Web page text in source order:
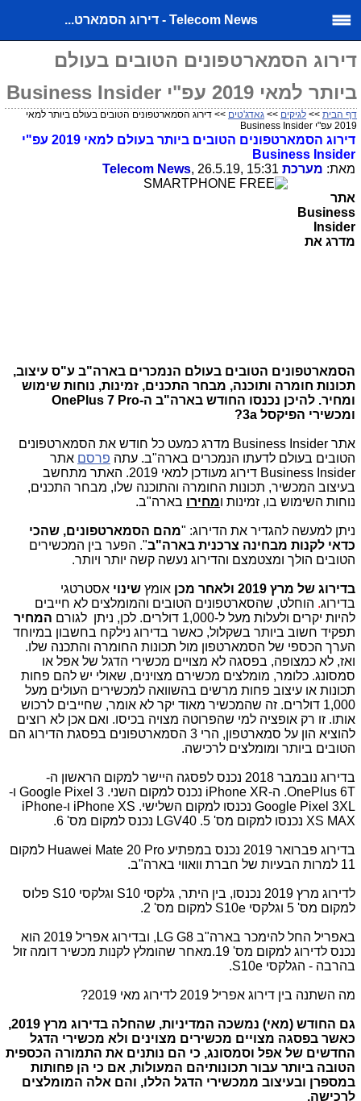
Telecom News - דירוג הסמארט...
דירוג הסמארטפונים הטובים בעולם
ביותר למאי 2019 עפ"י Business Insider
דף הבית >> לגיקים >> גאדג'טים >> דירוג הסמארטפונים הטובים בעולם ביותר למאי
2019 עפ"י Business Insider
דירוג הסמארטפונים הטובים ביותר בעולם למאי 2019 עפ"י
Business Insider
מאת: מערכת Telecom News, 26.5.19, 15:31
אתר
Business
Insider
מדרג את
הסמארטפונים הטובים בעולם הנמכרים בארה"ב ע"ס עיצוב,
תכונות חומרה ותוכנה, מבחר התכנים, זמינות, נוחות שימוש
ומחיר. להיכן נכנסו החודש בארה"ב ה-OnePlus 7 Pro
ומכשירי הפיקסל 3a?
אתר Business Insider מדרג כמעט כל חודש את הסמארטפונים
הטובים בעולם לדעתו הנמכרים בארה"ב. עתה פרסם אתר
Business Insider דירוג מעודכן למאי 2019. ה
אתר מתחשב
בעיצוב המכשיר, תכונות החומרה והתוכנה שלו, מבחר התכנים,
נוחות השימוש בו, זמינות ומחירו בארה"ב.
ניתן למעשה להגדיר את הדירוג: "מהם הסמארטפונים, שהכי
כדאי לקנות מבחינה צרכנית בארה"ב". הפער בין המכשירים
הטובים הולך ומצטמצם והדירוג נעשה קשה יותר ויותר.
בדירוג של מרץ 2019 ולאחר מכן אומץ שינוי אסטרטגי
בדירוג. הוחלט, שהסארטפונים הטובים והמומלצים לא חייבים
להיות יקרים ולעלות מעל ל-1,000 דולרים. לכן, ניתן לגורם
המחיר
תפקיד חשוב ביותר בשקלול, כאשר בדירוג נילקח בחשבון במיוחד
הערך הכספי של הסמארטפון מול תכונות החומרה והתכנה שלו.
ואז, לא כמצופה, בפסגה לא מצויים מכשירי הדגל של אפל או
סמסונג. כלומר, מומלצים מכשירם מצוינים, שאולי יש להם פחות
תכונות או עיצוב פחות מרשים בהשוואה למכשירים העולים מעל
1,000 דולרים. זה שהמכשיר מאוד יקר לא אומר, שחייבים לרכוש
אותו. זו רק אופציה למי שהפרוטה מצויה בכיסו. ואם אכן לא רוצים
להוציא הון על סמארטפון, הרי 3 הסמארטפונים בפסגת הדירוג הם
הטובים ביותר ומומלצים לרכישה.
בדירוג נובמבר 2018 נכנס
לפסגה היישר למקום הראשון ה-
OnePlus 6T. ה-iPhone XR נכנס למקום השני. Google Pixel 3 ו-
Google Pixel 3XL נכנסו למקום השלישי. iPhone XS ו-iPhone
XS MAX נכנסו למקום מס' 5. LGV40 נכנס למקום מס' 6.
בדירוג פברואר 2019 נכנס במפתיע Huawei Mate 20 Pro למקום
11 למרות הבעיות של חברת וואווי בארה"ב.
לדירוג מרץ 2019 נכנסו, בין היתר, גלקסי S10 וגלקסי S10 פלוס
למקום מס' 5 וגלקסי S10e למקום מס' 2.
באפריל החל להימכר בארה"ב LG G8, ובדירוג אפריל 2019 הוא
נכנס לדירוג למקום מס' 19.מאחר שהומלץ לקנות מכשיר דומה זול
בהרבה - הגלקסי S10e.
מה השתנה בין דירוג אפריל 2019 לדירוג מאי 2019?
גם החודש (מאי) נמשכה המדיניות, שהחלה בדירוג מרץ 2019,
כאשר בפסגה מצויים מכשירים מצוינים ולא מכשירי הדגל
החדשים של אפל וסמסונג, כי הם נותנים את התמורה הכספית
הטובה ביותר עבור תכונותיהם המעולות, אם כי הן פחותות
במספרן ובעיצוב ממכשירי הדגל הללו, והם אלה המומלצים
לרכישה.